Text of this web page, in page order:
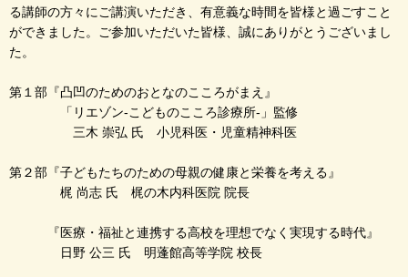
る講師の方々にご講演いただき、有意義な時間を皆様と過ごすこと
ができました。ご参加いただいた皆様、誠にありがとうございまし
た。
第１部『凸凹のためのおとなのこころがまえ』
「リエゾン-こどものこころ診療所-」監修
三木 崇弘 氏 小児科医・児童精神科医
第２部『子どもたちのための母親の健康と栄養を考える』
梶 尚志 氏 梶の木内科医院 院長
『医療・福祉と連携する高校を理想でなく実現する時代』
日野 公三 氏 明蓬館高等学院 校長